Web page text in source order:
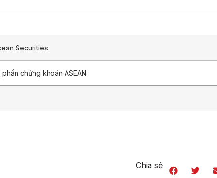
Securities
chứng khoán ASEAN
Chia sẻ